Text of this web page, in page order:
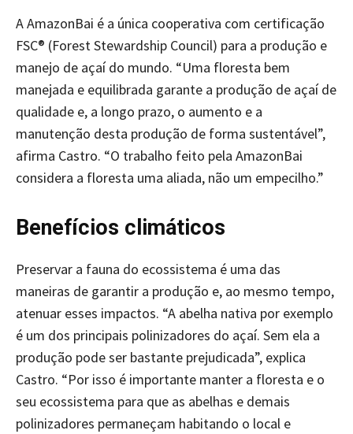
A AmazonBai é a única cooperativa com certificação
FSC® (Forest Stewardship Council) para a produção e
manejo de açaí do mundo. “Uma floresta bem
manejada e equilibrada garante a produção de açaí de
qualidade e, a longo prazo, o aumento e a
manutenção desta produção de forma sustentável”,
afirma Castro. “O trabalho feito pela AmazonBai
considera a floresta uma aliada, não um empecilho.”
Benefícios climáticos
Preservar a fauna do ecossistema é uma das
maneiras de garantir a produção e, ao mesmo tempo,
atenuar esses impactos. “A abelha nativa por exemplo
é um dos principais polinizadores do açaí. Sem ela a
produção pode ser bastante prejudicada”, explica
Castro. “Por isso é importante manter a floresta e o
seu ecossistema para que as abelhas e demais
polinizadores permaneçam habitando o local e